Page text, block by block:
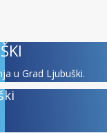
u Grad Ljubuški.